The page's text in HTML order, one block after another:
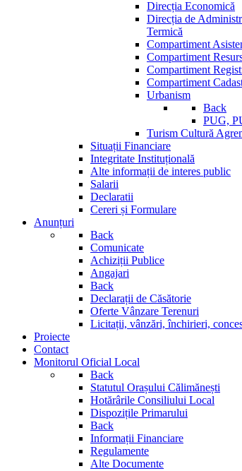
Direcția Economică
Direcția de
Termică
Compartiment
Compartiment
Compartiment
Compartiment
Urbanism
Back
PUG,
Turism Cultură
Situații Financiare
Integritate Instituțională
Alte informații de interes public
Salarii
Declaratii
Cereri și Formulare
Anunțuri
Back
Comunicate
Achiziții Publice
Angajari
Back
Declarații de Căsătorie
Oferte Vânzare Terenuri
Licitații, vânzări, închirieri,
Proiecte
Contact
Monitorul Oficial Local
Back
Statutul Orașului Călimănești
Hotărârile Consiliului Local
Dispozițile Primarului
Back
Informații Financiare
Regulamente
Alte Documente